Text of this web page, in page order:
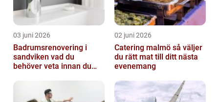
03 juni 2026
Badrumsrenovering i
sandviken vad du
behöver veta innan du
02 juni 2026
Catering malmö så väljer
du rätt mat till ditt nästa
evenemang